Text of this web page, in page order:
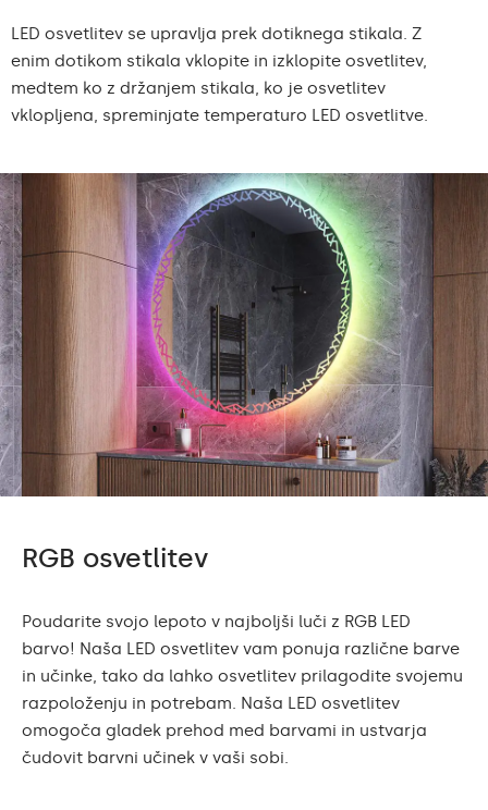
LED osvetlitev se upravlja prek dotiknega stikala. Z
enim dotikom stikala vklopite in izklopite osvetlitev,
medtem ko z držanjem stikala, ko je osvetlitev
vklopljena, spreminjate temperaturo LED osvetlitve.
RGB osvetlitev
Poudarite svojo lepoto v najboljši luči z RGB LED
barvo! Naša LED osvetlitev vam ponuja različne barve
in učinke, tako da lahko osvetlitev prilagodite svojemu
razpoloženju in potrebam. Naša LED osvetlitev
omogoča gladek prehod med barvami in ustvarja
čudovit barvni učinek v vaši sobi.